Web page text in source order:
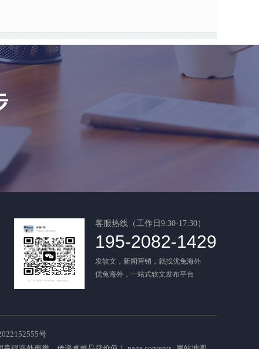
客服热线（工作日9:30-17:30）
195-2082-1429
发软文，新闻营销，就找优兔海外
优兔海外，一站式软文发布平台
号